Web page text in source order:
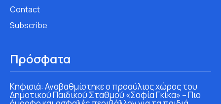
Contact
Subscribe
Πρόσφατα
Κηφισιά: Αναβαθμίστηκε ο προαύλιος χώρος του
Δημοτικού Παιδικού Σταθμού «Σοφία Γκίκα» – Πιο